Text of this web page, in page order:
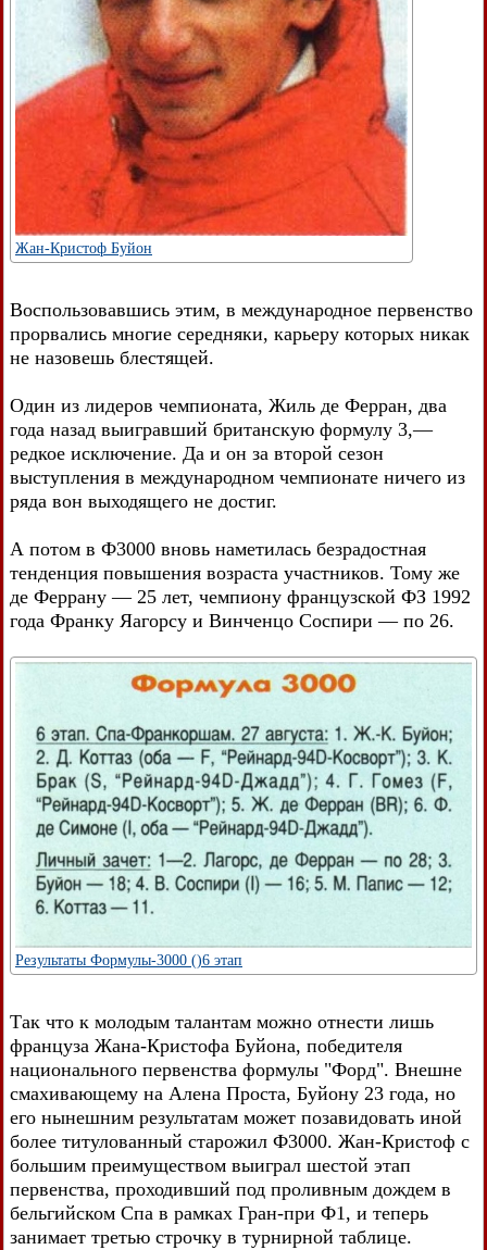
Жан-Кристоф Буйон
Воспользовавшись этим, в международное первенство
прорвались многие середняки, карьеру которых никак
не назовешь блестящей.
Один из лидеров чемпионата, Жиль де Ферран, два
года назад выигравший британскую формулу 3,—
редкое исключение. Да и он за второй сезон
выступления в международном чемпионате ничего из
ряда вон выходящего не достиг.
А потом в Ф3000 вновь наметилась безрадостная
тенденция повышения возраста участников. Тому же
де Феррану — 25 лет, чемпиону французской ФЗ 1992
года Франку Яагорсу и Винченцо Соспири — по 26.
Результаты Формулы-3000 ()6 этап
Так что к молодым талантам можно отнести лишь
француза Жана-Кристофа Буйона, победителя
национального первенства формулы "Форд". Внешне
смахивающему на Алена Проста, Буйону 23 года, но
его нынешним результатам может позавидовать иной
более титулованный старожил Ф3000. Жан-Кристоф с
большим преимуществом выиграл шестой этап
первенства, проходивший под проливным дождем в
бельгийском Спа в рамках Гран-при Ф1, и теперь
занимает третью строчку в турнирной таблице.